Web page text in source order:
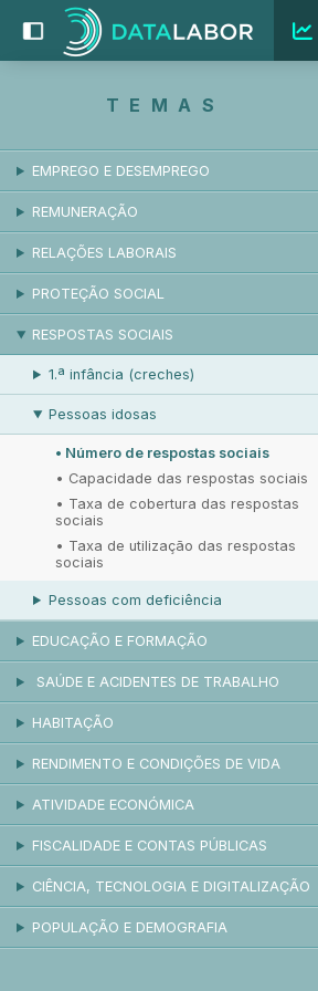
TEMAS
EMPREGO E DESEMPREGO
REMUNERAÇÃO
RELAÇÕES LABORAIS
PROTEÇÃO SOCIAL
RESPOSTAS SOCIAIS
1.ª infância (creches)
Pessoas idosas
• Número de respostas sociais
• Capacidade das respostas sociais
• Taxa de cobertura das respostas
sociais
• Taxa de utilização das respostas
sociais
Pessoas com deficiência
EDUCAÇÃO E FORMAÇÃO
SAÚDE E ACIDENTES DE TRABALHO
HABITAÇÃO
RENDIMENTO E CONDIÇÕES DE VIDA
ATIVIDADE ECONÓMICA
FISCALIDADE E CONTAS PÚBLICAS
CIÊNCIA, TECNOLOGIA E DIGITALIZAÇÃO
POPULAÇÃO E DEMOGRAFIA